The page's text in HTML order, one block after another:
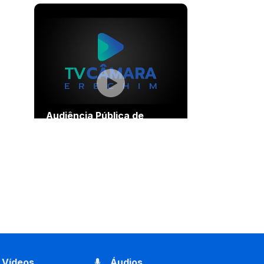
Audiência Pública de